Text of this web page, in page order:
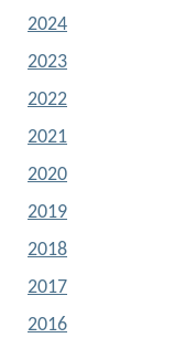
2024
2023
2022
2021
2020
2019
2018
2017
2016